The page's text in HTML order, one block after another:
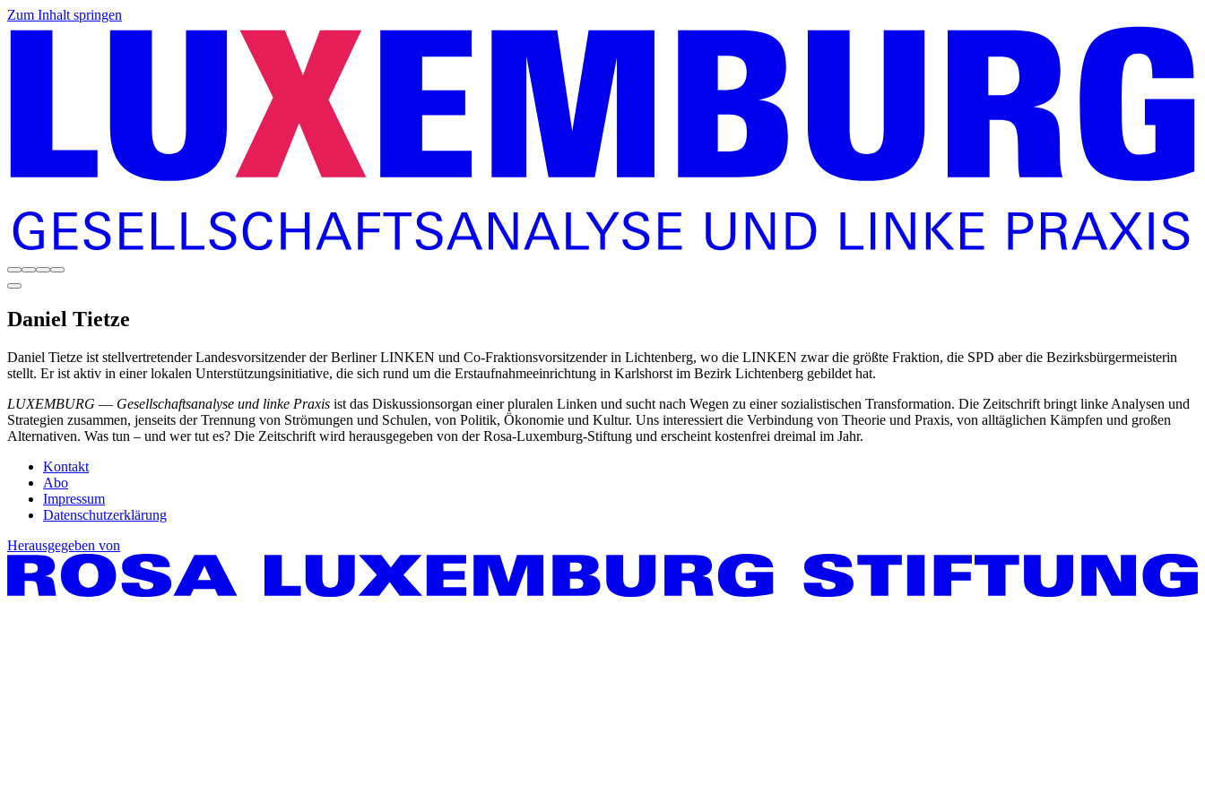
Zum Inhalt springen
Daniel Tietze
Daniel Tietze ist stellvertretender Landesvorsitzender der Berliner LINKEN und Co-Fraktionsvorsitzender in Lichtenberg, wo die LINKEN zwar die größte Fraktion, die SPD aber die Bezirksbürgermeisterin
stellt. Er ist aktiv in einer lokalen Unterstützungsinitiative, die sich rund um die Erstaufnahmeeinrichtung in Karlshorst im Bezirk Lichtenberg gebildet hat.
LUXEMBURG — Gesellschaftsanalyse und linke Praxis ist das Diskussionsorgan einer pluralen Linken und sucht nach Wegen zu einer sozialistischen Transformation. Die Zeitschrift bringt linke Analysen und
Strategien zusammen, jenseits der Trennung von Strömungen und Schulen, von Politik, Ökonomie und Kultur. Uns interessiert die Verbindung von Theorie und Praxis, von alltäglichen Kämpfen und großen
Alternativen. Was tun – und wer tut es? Die Zeitschrift wird herausgegeben von der Rosa-Luxemburg-Stiftung und erscheint kostenfrei dreimal im Jahr.
Kontakt
Abo
Impressum
Datenschutzerklärung
Herausgegeben von